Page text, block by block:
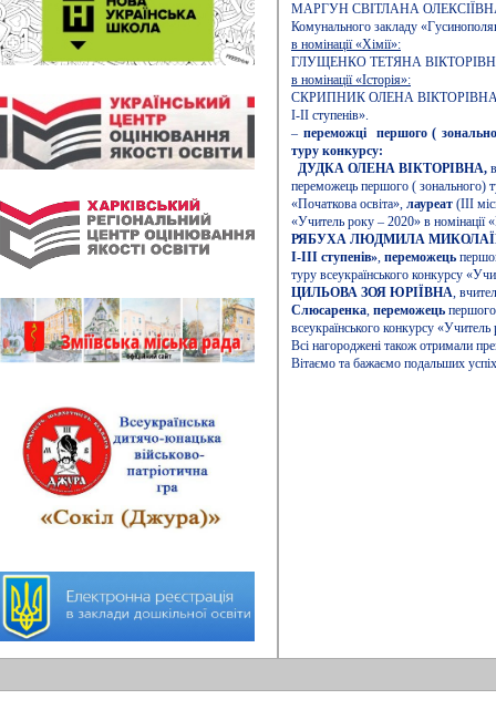
МАРГУН СВІТЛАНА ОЛЕКСІЇВНА,
Комунального закладу
в номінації «Хімії»:
ГЛУЩЕНКО ТЕТЯНА ВІКТОРІВНА,
в номінації «Історія»:
СКРИПНИК ОЛЕНА ВІКТОРІВНА,
І-ІІ ступенів».
– переможці першого (
туру конкурсу:
ДУДКА ОЛЕНА ВІКТОРІВНА,
переможець першого ( зонального)
«Початкова освіта», лауреат (ІІІ
«Учитель року – 2020» в номінації
РЯБУХА ЛЮДМИЛА
І-ІІІ ступенів», переможець
туру всеукраїнського конкурсу
ЦИЛЬОВА ЗОЯ ЮРІЇВНА,
Слюсаренка, переможець
всеукраїнського конкурсу
Всі нагороджені також отримали
Вітаємо та бажаємо подальших